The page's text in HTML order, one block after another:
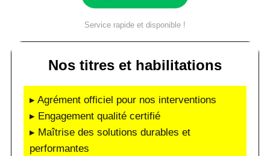
Service rapide et disponible !
Nos titres et habilitations
▸ Agrément officiel pour nos interventions
▸ Engagement qualité certifié
▸ Maîtrise des solutions durables et
performantes